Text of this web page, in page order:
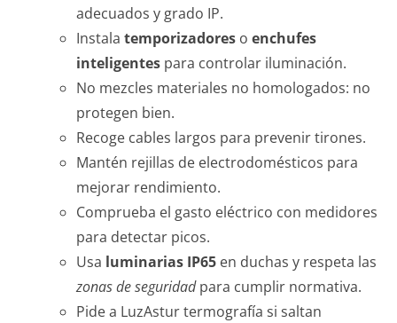
adecuados y grado IP.
Instala temporizadores o enchufes
inteligentes para controlar iluminación.
No mezcles materiales no homologados: no
protegen bien.
Recoge cables largos para prevenir tirones.
Mantén rejillas de electrodomésticos para
mejorar rendimiento.
Comprueba el gasto eléctrico con medidores
para detectar picos.
Usa luminarias IP65 en duchas y respeta las
zonas de seguridadpara cumplir normativa.
Pide a LuzAstur termografía si saltan